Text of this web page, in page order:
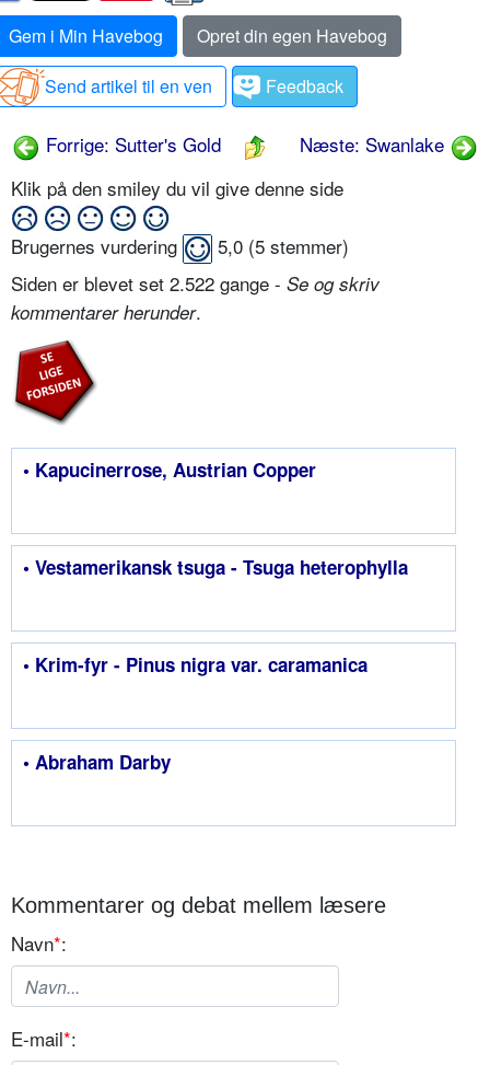
Gem i Min Havebog
Opret din egen Havebog
Send artikel til en ven
Feedback
Forrige: Sutter's Gold
Næste: Swanlake
Klik på den smiley du vil give denne side
Brugernes vurdering 5,0 (5 stemmer)
Siden er blevet set 2.522 gange - Se og skriv
kommentarer herunder.
• Kapucinerrose, Austrian Copper
• Vestamerikansk tsuga - Tsuga heterophylla
• Krim-fyr - Pinus nigra var. caramanica
• Abraham Darby
Kommentarer og debat mellem læsere
Navn*:
E-mail*: